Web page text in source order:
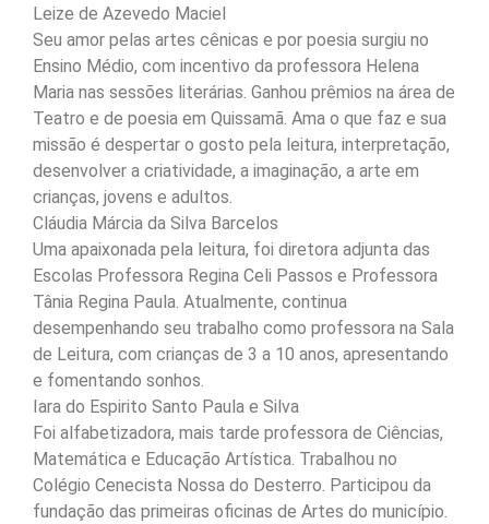
Leize de Azevedo Maciel
Seu amor pelas artes cênicas e por poesia surgiu no
Ensino Médio, com incentivo da professora Helena
Maria nas sessões literárias. Ganhou prêmios na área de
Teatro e de poesia em Quissamã. Ama o que faz e sua
missão é despertar o gosto pela leitura, interpretação,
desenvolver a criatividade, a imaginação, a arte em
crianças, jovens e adultos.
Cláudia Márcia da Silva Barcelos
Uma apaixonada pela leitura, foi diretora adjunta das
Escolas Professora Regina Celi Passos e Professora
Tânia Regina Paula. Atualmente, continua
desempenhando seu trabalho como professora na Sala
de Leitura, com crianças de 3 a 10 anos, apresentando
e fomentando sonhos.
Iara do Espirito Santo Paula e Silva
Foi alfabetizadora, mais tarde professora de Ciências,
Matemática e Educação Artística. Trabalhou no
Colégio Cenecista Nossa do Desterro. Participou da
fundação das primeiras oficinas de Artes do município.